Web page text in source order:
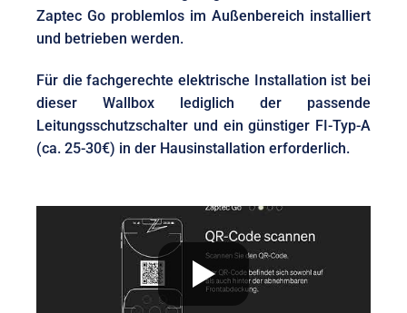
Zaptec Go problemlos im Außenbereich installiert
und betrieben werden.
Für die fachgerechte elektrische Installation ist bei
dieser Wallbox lediglich der passende
Leitungsschutzschalter und ein günstiger FI-Typ-A
(ca. 25-30€) in der Hausinstallation erforderlich.